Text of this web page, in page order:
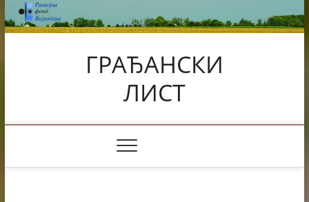
Skip
to
content
ГРАЂАНСКИ
ЛИСТ